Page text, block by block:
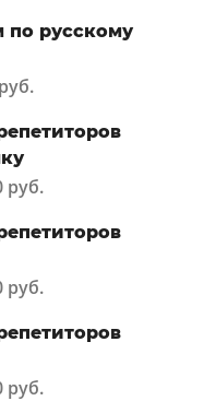
по русскому
руб.
руб.
руб.